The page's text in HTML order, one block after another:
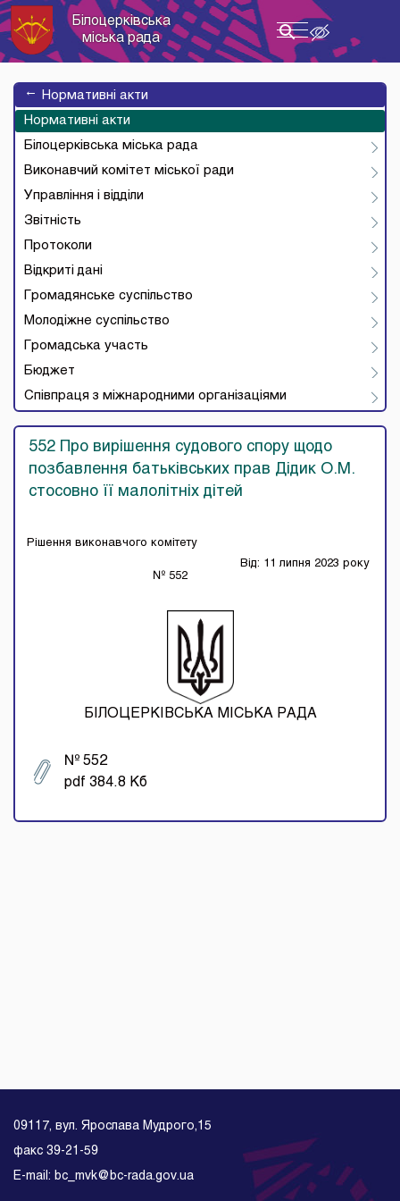
Toggle
navigation
Білоцерківська
міська рада
→
Нормативні акти
Нормативні акти
Білоцерківська міська рада
Виконавчий комітет міської ради
Управління і відділи
Звітність
Протоколи
Відкриті дані
Громадянське суспільство
Молодіжне суспільство
Громадська участь
Бюджет
Співпраця з міжнародними організаціями
552 Про вирішення судового спору щодо
позбавлення батьківських прав Дідик О.М.
стосовно її малолітніх дітей
Рішення виконавчого комітету
№ 552
Від: 11 липня 2023 року
БІЛОЦЕРКІВСЬКА МІСЬКА РАДА
№ 552
pdf 384.8 Кб
09117, вул. Ярослава Мудрого,15
факс 39-21-59
E-mail: bc_mvk@bc-rada.gov.ua